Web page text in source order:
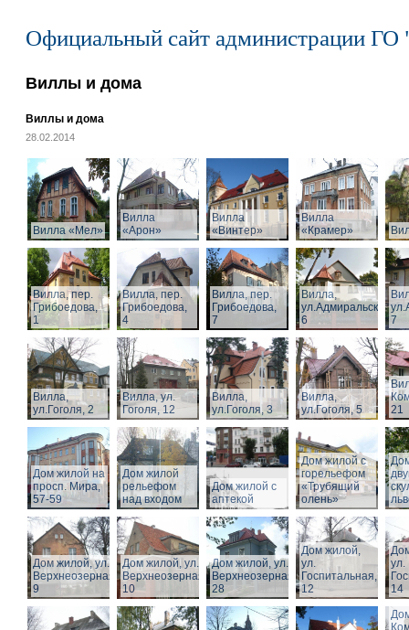
Официальный сайт администрации ГО
Виллы и дома
Виллы и дома
28.02.2014
Вилла «Мел»
Вилла
«Арон»
Вилла
«Винтер»
Вилла
«Крамер»
Вилла, пер.
Грибоедова,
1
Вилла, пер.
Грибоедова,
4
Вилла, пер.
Грибоедова,
7
Вилла,
ул.Адмиральская,
6
7
Вилла,
ул.Гоголя, 2
Вилла, ул.
Гоголя, 12
Вилла,
ул.Гоголя, 3
Вилла,
ул.Гоголя, 5
21
Дом жилой на
просп. Мира,
57-59
Дом жилой
рельефом
над входом
Дом жилой с
аптекой
Дом жилой с
горельефом
«Трубящий
олень»
Дом жилой, ул.
Верхнеозерная,
9
Дом жилой, ул.
Верхнеозерная,
10
Дом жилой, ул.
Верхнеозерная,
28
Дом жилой,
ул.
Госпитальная,
12
ул.
14